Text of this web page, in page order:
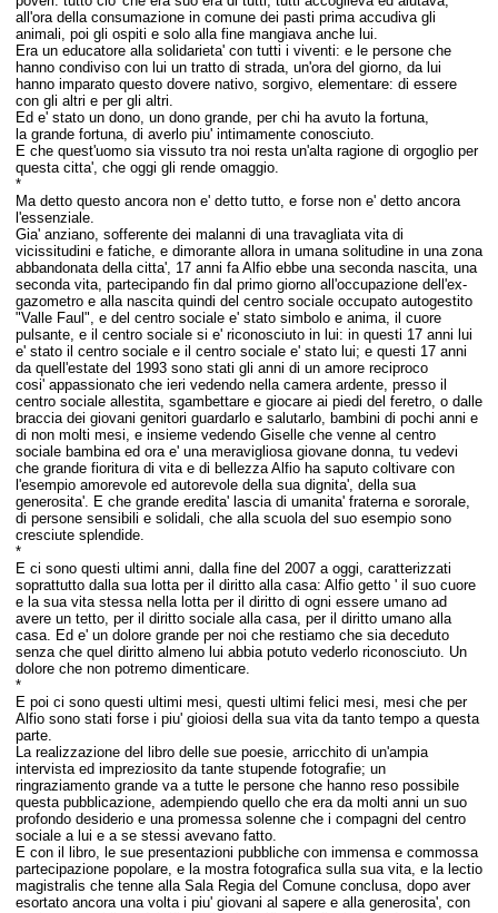
all'ora della consumazione in comune dei pasti prima accudiva gli
animali, poi gli ospiti e solo alla fine mangiava anche lui.
Era un educatore alla solidarieta' con tutti i viventi: e le persone che
hanno condiviso con lui un tratto di strada, un'ora del giorno, da lui
hanno imparato questo dovere nativo, sorgivo, elementare: di essere
con gli altri e per gli altri.
Ed e' stato un dono, un dono grande, per chi ha avuto la fortuna,
la grande fortuna, di averlo piu' intimamente conosciuto.
E che quest'uomo sia vissuto tra noi resta un'alta ragione di orgoglio per
questa citta', che oggi gli rende omaggio.
*
Ma detto questo ancora non e' detto tutto, e forse non e' detto ancora
l'essenziale.
Gia' anziano, sofferente dei malanni di una travagliata vita di
vicissitudini e fatiche, e dimorante allora in umana solitudine in una zona
abbandonata della citta', 17 anni fa Alfio ebbe una seconda nascita, una
seconda vita, partecipando fin dal primo giorno all'occupazione dell'ex-
gazometro e alla nascita quindi del centro sociale occupato autogestito
"Valle Faul", e del centro sociale e' stato simbolo e anima, il cuore
pulsante, e il centro sociale si e' riconosciuto in lui: in questi 17 anni lui
e' stato il centro sociale e il centro sociale e' stato lui; e questi 17 anni
da quell'estate del 1993 sono stati gli anni di un amore reciproco
cosi' appassionato che ieri vedendo nella camera ardente, presso il
centro sociale allestita, sgambettare e giocare ai piedi del feretro, o dalle
braccia dei giovani genitori guardarlo e salutarlo, bambini di pochi anni e
di non molti mesi, e insieme vedendo Giselle che venne al centro
sociale bambina ed ora e' una meravigliosa giovane donna, tu vedevi
che grande fioritura di vita e di bellezza Alfio ha saputo coltivare con
l'esempio amorevole ed autorevole della sua dignita', della sua
generosita'. E che grande eredita' lascia di umanita' fraterna e sororale,
di persone sensibili e solidali, che alla scuola del suo esempio sono
cresciute splendide.
*
E ci sono questi ultimi anni, dalla fine del 2007 a oggi, caratterizzati
soprattutto dalla sua lotta per il diritto alla casa: Alfio getto ' il suo cuore
e la sua vita stessa nella lotta per il diritto di ogni essere umano ad
avere un tetto, per il diritto sociale alla casa, per il diritto umano alla
casa. Ed e' un dolore grande per noi che restiamo che sia deceduto
senza che quel diritto almeno lui abbia potuto vederlo riconosciuto. Un
dolore che non potremo dimenticare.
*
E poi ci sono questi ultimi mesi, questi ultimi felici mesi, mesi che per
Alfio sono stati forse i piu' gioiosi della sua vita da tanto tempo a questa
parte.
La realizzazione del libro delle sue poesie, arricchito di un'ampia
intervista ed impreziosito da tante stupende fotografie; un
ringraziamento grande va a tutte le persone che hanno reso possibile
questa pubblicazione, adempiendo quello che era da molti anni un suo
profondo desiderio e una promessa solenne che i compagni del centro
sociale a lui e a se stessi avevano fatto.
E con il libro, le sue presentazioni pubbliche con immensa e commossa
partecipazione popolare, e la mostra fotografica sulla sua vita, e la lectio
magistralis che tenne alla Sala Regia del Comune conclusa, dopo aver
esortato ancora una volta i piu' giovani al sapere e alla generosita', con